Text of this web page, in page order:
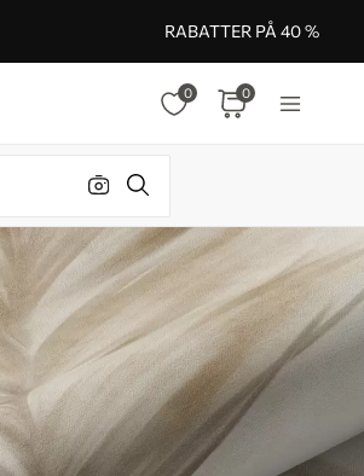
RABATTER PÅ 40 %
0 0